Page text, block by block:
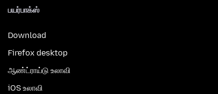
பயர்பாக்ஸ்
Download
Firefox desktop
ஆண்ட்ராய்டு உலாவி
iOS உலாவி